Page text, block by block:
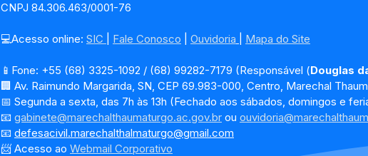
CNPJ 84.306.463/0001-76
💻Acesso online: SIC Fale Conosco Ouvidoria Mapa do Site
📱Fone: +55 (68) 3325-1092 / (68) 99282-7179 (Responsável (Douglas
🏢 Av. Raimundo Margarida, SN, CEP 69.983-000, Centro, Marechal
📅 Segunda a sexta, das 7h às 13h (Fechado aos sábados, domingos e
📧 gabinete@marechalthaumaturgo.ac.gov.br ou
📧 defesacivil.marechalthalmaturgo@gmail.com
📨 Acesso ao Webmail Corporativo